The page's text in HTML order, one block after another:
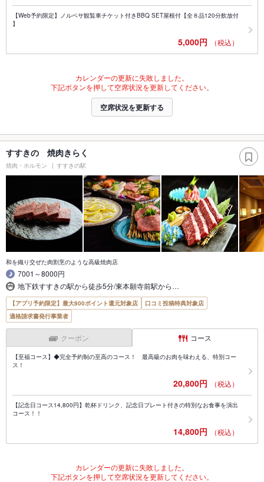
【Web予約限定】ノルベサ観覧車チケット付きBBQ SET屋根付【全８品120分飲放付
】
5,000円 （税込）
カレンダーの更新に失敗しました。
下記ボタンを押して空席状況を更新してください。
空席状況を更新する
すすきの 焼肉きらく
焼肉・ホルモン すすきの駅
和を織り交ぜた肉割烹のような高級焼肉店
7001～8000円
地下鉄すすきの駅から徒歩5分/東本願寺前駅から…
【アプリ予約限定】最大800ポイント還元対象店
口コミ投稿特典対象店
適格請求書発行事業者
クーポン コース
【至福コース】◆完全予約制の至高のコース！ 最高級のお肉を味わえる、特別コー
ス！
20,800円 （税込）
【記念日コース14,800円】乾杯ドリンク、記念日プレート付きの特別なお食事を演出
コース！！
14,800円 （税込）
カレンダーの更新に失敗しました。
下記ボタンを押して空席状況を更新してください。